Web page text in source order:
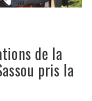
de la
pris la